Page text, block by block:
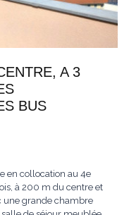
A 3
BUS
en collocation au 4e
à 200 m du centre et
une grande chambre